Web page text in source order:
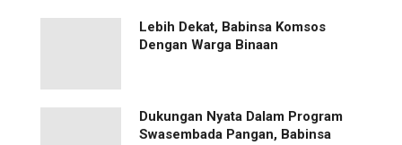
Lebih Dekat, Babinsa Komsos
Dengan Warga Binaan
Dukungan Nyata Dalam Program
Swasembada Pangan, Babinsa